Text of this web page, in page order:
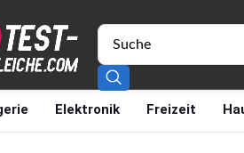
Elektronik Freizeit